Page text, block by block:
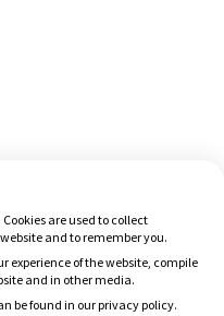
are used to collect
and to remember you.
experience of the website, compile
and in other media.
be found in our privacy policy.